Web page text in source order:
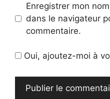
Enregistrer mon
dans le navigateur
commentaire.
Oui, ajoutez-moi à